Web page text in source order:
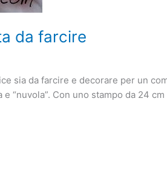
da farcire
sia da farcire e decorare per un
“nuvola”. Con uno stampo da 24